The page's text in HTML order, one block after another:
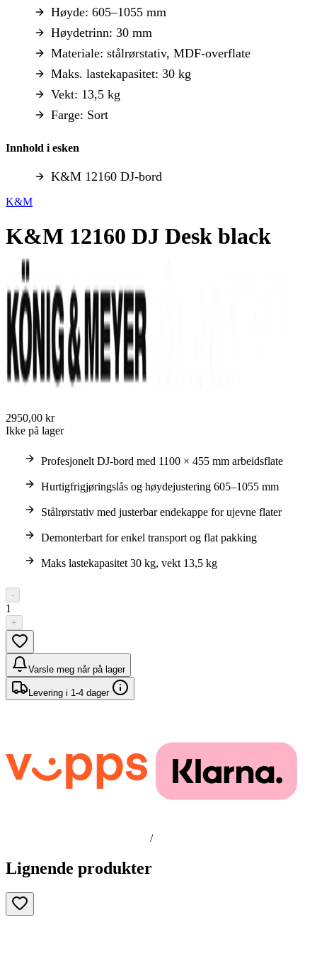
Høyde: 605–1055 mm
Høydetrinn: 30 mm
Materiale: stålrørstativ, MDF-overflate
Maks. lastekapasitet: 30 kg
Vekt: 13,5 kg
Farge: Sort
Innhold i esken
K&M 12160 DJ-bord
K&M
K&M 12160 DJ Desk black
2950,00 kr
Ikke på lager
Profesjonelt DJ-bord med 1100 × 455 mm arbeidsflate
Hurtigfrigjøringslås og høydejustering 605–1055 mm
Stålrørstativ med justerbar endekappe for ujevne flater
Demonterbart for enkel transport og flat pakking
Maks lastekapasitet 30 kg, vekt 13,5 kg
-
1
+
Varsle meg når på lager
Levering i 1-4 dager
/
Lignende produkter